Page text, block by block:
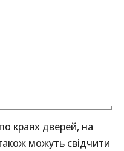
краях дверей, на
можуть свідчити